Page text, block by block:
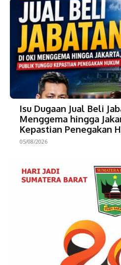
Isu Dugaan Jual Beli
Menggema hingga
Kepastian Penegakan
05/08/2026